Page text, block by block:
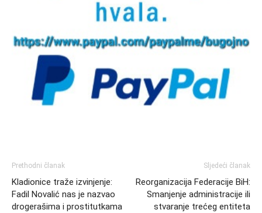
Prethodni članak
Kladionice traže izvinjenje:
Fadil Novalić nas je nazvao
drogerašima i prostitutkama
Sljedeći članak
Reorganizacija Federacije BiH:
Smanjenje administracije ili
stvaranje trećeg entiteta